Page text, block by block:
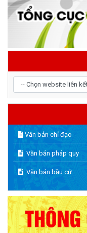
Văn bản chỉ đạo
Văn bản pháp quy
Văn bản bầu cử